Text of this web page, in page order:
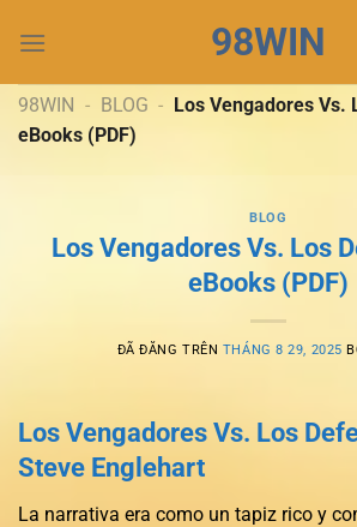
đến
dung
98WIN
98WIN - BLOG - Los Vengadores Vs.
eBooks (PDF)
BLOG
Los Vengadores Vs. Los
eBooks (PDF)
ĐÃ ĐĂNG TRÊN THÁNG 8 29, 2025
Los Vengadores Vs. Los
Steve Englehart
La narrativa era como un tapiz rico y